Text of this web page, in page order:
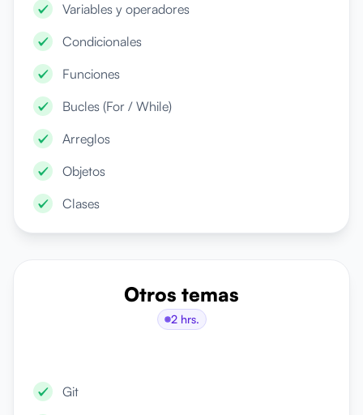
Variables y operadores
Condicionales
Funciones
Bucles (For / While)
Arreglos
Objetos
Clases
Otros temas
2 hrs.
Git